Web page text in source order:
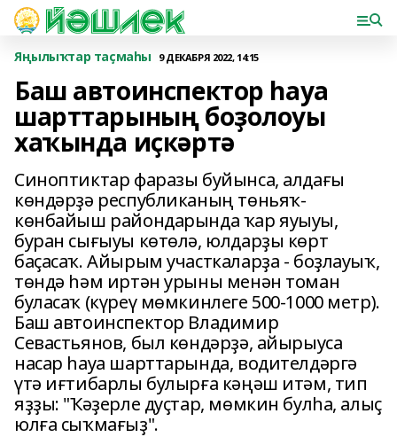
Яңылыҡтар таҫмаһы 9 ДЕКАБРЯ 2022, 14:15
Баш автоинспектор һауа
шарттарының боҙолоуы
хаҡында иҫкәртә
Синоптиктар фаразы буйынса, алдағы
көндәрҙә республиканың төньяҡ-
көнбайыш райондарында ҡар яуыуы,
буран сығыуы көтөлә, юлдарҙы көрт
баҫасаҡ. Айырым участкаларҙа - боҙлауыҡ,
төндә һәм иртән урыны менән томан
буласаҡ (күреү мөмкинлеге 500-1000 метр).
Баш автоинспектор Владимир
Севастьянов, был көндәрҙә, айырыуса
насар һауа шарттарында, водителдәргә
үтә иғтибарлы булырға кәңәш итәм, тип
яҙҙы: "Ҡәҙерле дуҫтар, мөмкин булһа, алыҫ
юлға сыҡмағыҙ".